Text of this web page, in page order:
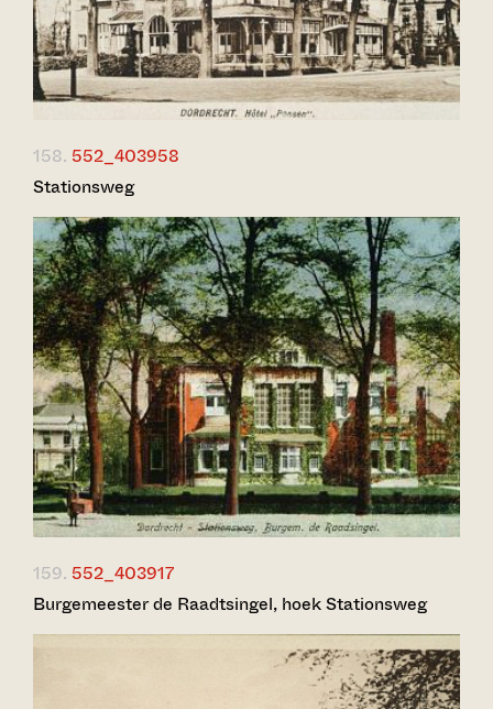
158. 552_403958
Stationsweg
159. 552_403917
Burgemeester de Raadtsingel, hoek Stationsweg